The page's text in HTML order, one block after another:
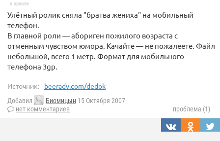
в архиве
Улётный ролик сняла "братва жениха" на мобильный
телефон.
В главной роли — абориген пожилого возраста с
отменным чувством юмора. Качайте — не пожалеете. Файл
небольшой, всего 1 метр. Формат для мобильного
телефона 3gp.
Источник: beeradv.com/dedok
Добавил Биомицын 15 Октября 2007
нет комментариев
проблема (1)